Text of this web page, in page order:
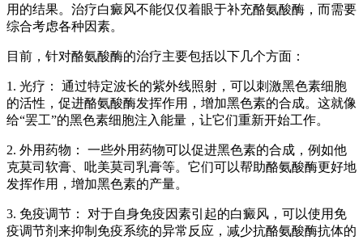
用的结果。治疗白癜风不能仅仅着眼于补充酪氨酸酶，而需要
综合考虑各种因素。
目前，针对酪氨酸酶的治疗主要包括以下几个方面：
1. 光疗： 通过特定波长的紫外线照射，可以刺激黑色素细胞
的活性，促进酪氨酸酶发挥作用，增加黑色素的合成。这就像
给“罢工”的黑色素细胞注入能量，让它们重新开始工作。
2. 外用药物： 一些外用药物可以促进黑色素的合成，例如他
克莫司软膏、吡美莫司乳膏等。它们可以帮助酪氨酸酶更好地
发挥作用，增加黑色素的产量。
3. 免疫调节： 对于自身免疫因素引起的白癜风，可以使用免
疫调节剂来抑制免疫系统的异常反应，减少抗酪氨酸酶抗体的